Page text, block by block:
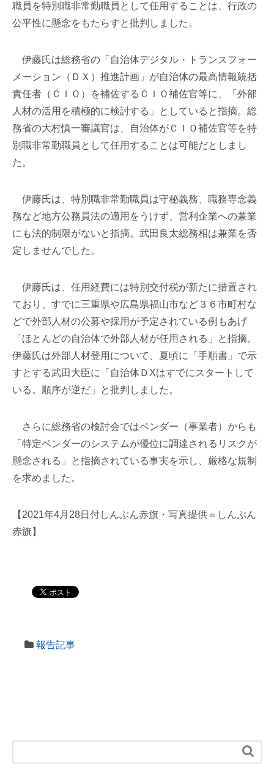
職員を特別職非常勤職員として任用することは、行政の
公平性に懸念をもたらすと批判しました。
伊藤氏は総務省の「自治体デジタル・トランスフォー
メーション（ＤＸ）推進計画」が自治体の最高情報統括
責任者（ＣＩＯ）を補佐するＣＩＯ補佐官等に、「外部
人材の活用を積極的に検討する」としていると指摘。総
務省の大村慎一審議官は、自治体がＣＩＯ補佐官等を特
別職非常勤職員として任用することは可能だとしまし
た。
伊藤氏は、特別職非常勤職員は守秘義務、職務専念義
務など地方公務員法の適用をうけず、営利企業への兼業
にも法的制限がないと指摘。武田良太総務相は兼業を否
定しませんでした。
伊藤氏は、任用経費には特別交付税が新たに措置され
ており、すでに三重県や広島県福山市など３６市町村な
どで外部人材の公募や採用が予定されている例もあげ
「ほとんどの自治体で外部人材が任用される」と指摘。
伊藤氏は外部人材登用について、夏頃に「手順書」で示
すとする武田大臣に「自治体ＤXはすでにスタートして
いる。順序が逆だ」と批判しました。
さらに総務省の検討会ではベンダー（事業者）からも
「特定ベンダーのシステムが優位に調達されるリスクが
懸念される」と指摘されている事実を示し、厳格な規制
を求めました。
【2021年4月28日付しんぶん赤旗・写真提供＝しんぶん
赤旗】
報告記事
